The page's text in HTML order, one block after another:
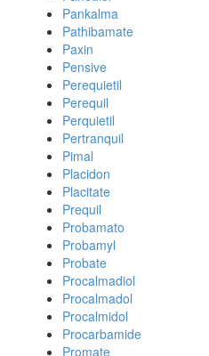
Pankalma
Pathibamate
Paxin
Pensive
Perequietil
Perequil
Perquietil
Pertranquil
Pimal
Placidon
Placitate
Prequil
Probamato
Probamyl
Probate
Procalmadiol
Procalmadol
Procalmidol
Procarbamide
Promate